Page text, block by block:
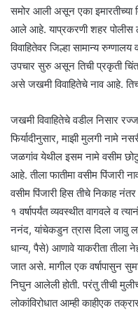
समोर आली असून एका इमारतीच्या
आले आहे. याप्रकरणी शहर पोलीस
विवाहितेवर जिल्हा सामान्य रुग्णालय
उपचार सुरु असून तिची प्रकृती
असे जखमी विवाहितेचे नाव आहे.
जखमी विवाहितेचे वडील निसार
फिर्यादीनुसार, माझी मुलगी नामे
जळगांव येथील इसम नामे वसीम छोटु
आहे. तीला फातीमा वसीम पिंजारी
वसीम पिंजारी हिस तीचे निकाह
१ वर्षापर्यंत व्यवस्थीत वागवले व
ननंद, यांचेकडुन त्रास दिला जावु
धान्य, पैसे) आणावे याकरीता तीला
जात असे. मागील एक वर्षापासुन
निघुन आलेली होती. परंतु तीची
लोकांविरोधात आम्ही काहीएक